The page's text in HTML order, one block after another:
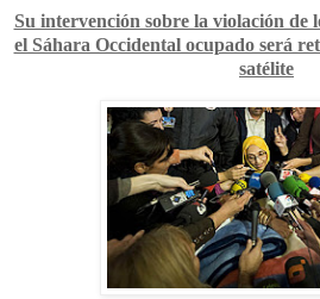
Su intervención sobre la violación de
el Sáhara Occidental ocupado será
satélite